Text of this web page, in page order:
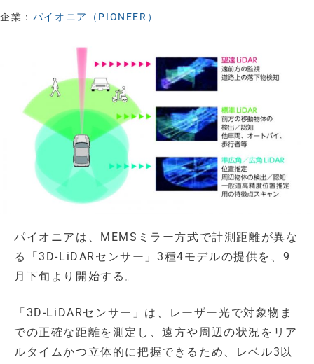
企業： パイオニア（PIONEER）
パイオニアは、MEMSミラー方式で計測距離が異な
る「3D-LiDARセンサー」3種4モデルの提供を、9
月下旬より開始する。
「3D-LiDARセンサー」は、レーザー光で対象物ま
での正確な距離を測定し、遠方や周辺の状況をリア
ルタイムかつ立体的に把握できるため、レベル3以